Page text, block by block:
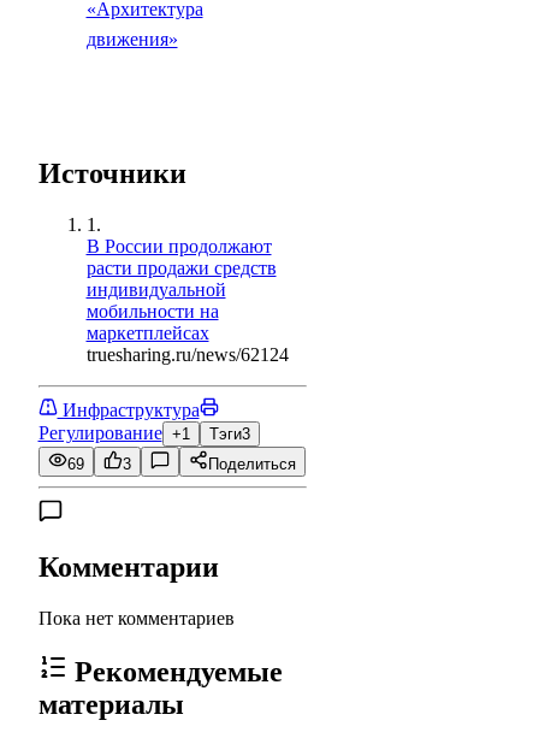
«Архитектура
движения»
Источники
1.
В России продолжают
расти продажи средств
индивидуальной
мобильности на
маркетплейсах
truesharing.ru/news/62124
Инфраструктура
Регулирование +1 Тэги3
69
3 Поделиться
Комментарии
Пока нет комментариев
Рекомендуемые
материалы